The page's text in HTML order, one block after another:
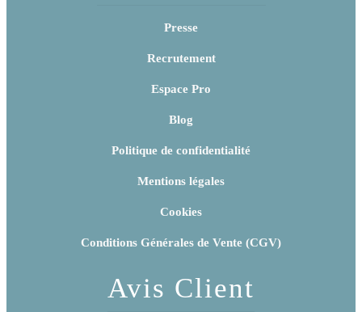
Presse
Recrutement
Espace Pro
Blog
Politique de confidentialité
Mentions légales
Cookies
Conditions Générales de Vente (CGV)
Avis Client